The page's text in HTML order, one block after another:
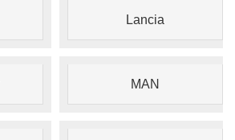
Lancia
MAN